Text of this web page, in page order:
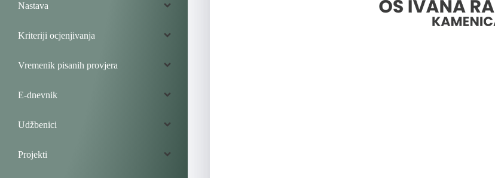
Nastava
Kriteriji ocjenjivanja
Vremenik pisanih provjera
E-dnevnik
Udžbenici
Projekti